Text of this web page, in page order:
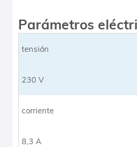
Parámetros
tensión
230 V
corriente
8,3 A